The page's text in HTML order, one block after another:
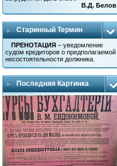
В.Д. Белов
Старинный Термин
ПРЕНОТАЦИЯ – уведомление
судом кредиторов о предполагаемой
несостоятельности должника.
Последняя Картинка